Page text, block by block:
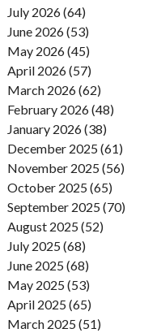
July 2026 (64)
June 2026 (53)
May 2026 (45)
April 2026 (57)
March 2026 (62)
February 2026 (48)
January 2026 (38)
December 2025 (61)
November 2025 (56)
October 2025 (65)
September 2025 (70)
August 2025 (52)
July 2025 (68)
June 2025 (68)
May 2025 (53)
April 2025 (65)
March 2025 (51)